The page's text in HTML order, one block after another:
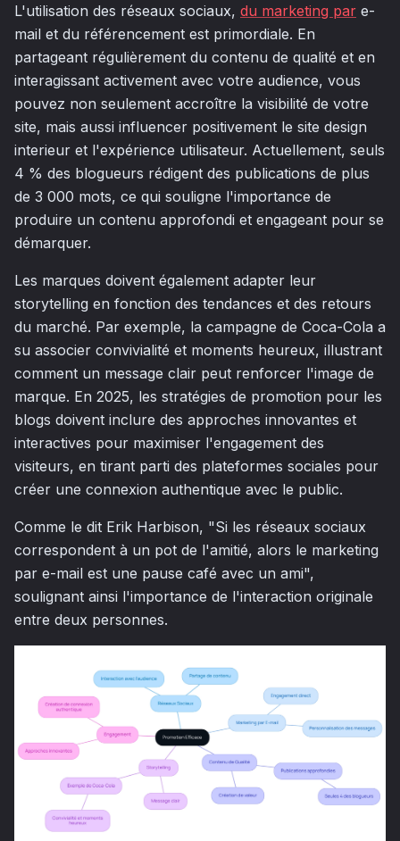
L'utilisation des réseaux sociaux, du marketing par e-
mail et du référencement est primordiale. En
partageant régulièrement du contenu de qualité et en
interagissant activement avec votre audience, vous
pouvez non seulement accroître la visibilité de votre
site, mais aussi influencer positivement le site design
interieur et l'expérience utilisateur. Actuellement, seuls
4 % des blogueurs rédigent des publications de plus
de 3 000 mots, ce qui souligne l'importance de
produire un contenu approfondi et engageant pour se
démarquer.
Les marques doivent également adapter leur
storytelling en fonction des tendances et des retours
du marché. Par exemple, la campagne de Coca-Cola a
su associer convivialité et moments heureux, illustrant
comment un message clair peut renforcer l'image de
marque. En 2025, les stratégies de promotion pour les
blogs doivent inclure des approches innovantes et
interactives pour maximiser l'engagement des
visiteurs, en tirant parti des plateformes sociales pour
créer une connexion authentique avec le public.
Comme le dit Erik Harbison, "Si les réseaux sociaux
correspondent à un pot de l'amitié, alors le marketing
par e-mail est une pause café avec un ami",
soulignant ainsi l'importance de l'interaction originale
entre deux personnes.